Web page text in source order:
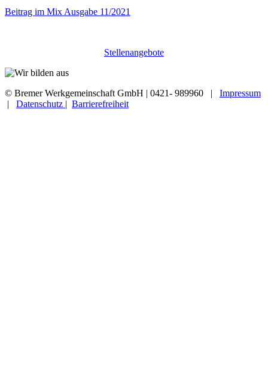
Beitrag im Mix Ausgabe 11/2021
Stellenangebote
© Bremer Werkgemeinschaft GmbH | 0421- 989960 | Impressum
| Datenschutz | Barrierefreiheit